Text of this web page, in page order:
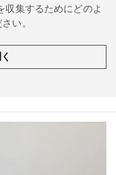
収集するためにどのよ
い。